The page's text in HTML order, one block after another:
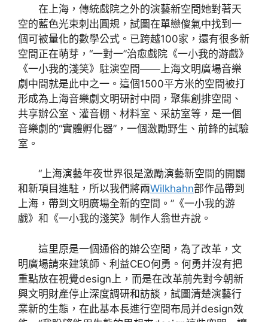
在上海，傳統戲院之外的演藝新空間她對著天
空的藍色光束刺出圓規，試圖在單戀傻氣中找到一
個可被量化的數學公式。已跨越100家，還有很多新
空間正在萌芽，“一對一”治愈戲院《一小我的游戲》
《一小我的淺笑》駐演空間——上海文明廣場音樂
劇中間就是此中之一。這個1500平方米的空間被打
形成為上海音樂劇文明研討中間，聚集創排空間、
共享辦公室、灌音棚、材料室、采訪室等，是一個
音樂劇的“實體孵化器”，一個激勵野生、前鋒的試驗
室。
“上海演藝年夜世界很是激勵演藝新空間的開闢
和新項目進駐，所以我們將兩Wilkhahn部作品帶到
上海，帶到文明廣場全新的空間。”《一小我的游
戲》和《一小我的淺笑》制作人翁世卉說。
這里原是一個通俗的辦公空間，為了改革，文
明廣場請來建筑師、利益CEO何勇。何勇并沒有把
重點放在視覺design上，而是在改革前先對今朝新
興文明財產停止深度調研和訪談，試圖清楚演藝行
業新的生態，在此基本長進行空間布局并design效